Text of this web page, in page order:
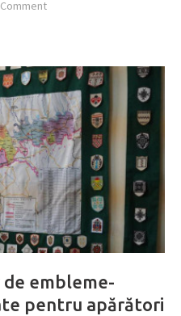
Comment
de embleme-
pentru apărători